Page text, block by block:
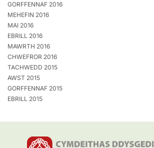
GORFFENNAF 2016
MEHEFIN 2016
MAI 2016
EBRILL 2016
MAWRTH 2016
CHWEFROR 2016
TACHWEDD 2015
AWST 2015
GORFFENNAF 2015
EBRILL 2015